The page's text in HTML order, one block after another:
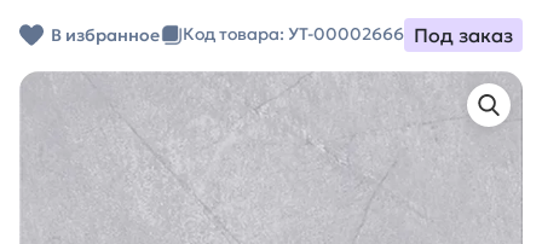
В избранное Код товара: УТ-00002666 Под заказ